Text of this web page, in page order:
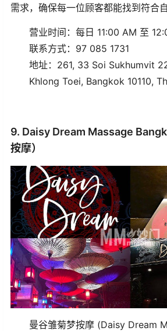
需求，确保每一位顾客都能找到符合
营业时间：每日 11:00 AM 至
联系方式：97 085 1731
地址：261, 33 Soi Sukhumvit
Khlong Toei, Bangkok 10110,
9. Daisy Dream Massage
按摩）
曼谷雏菊梦按摩 (Daisy Dream